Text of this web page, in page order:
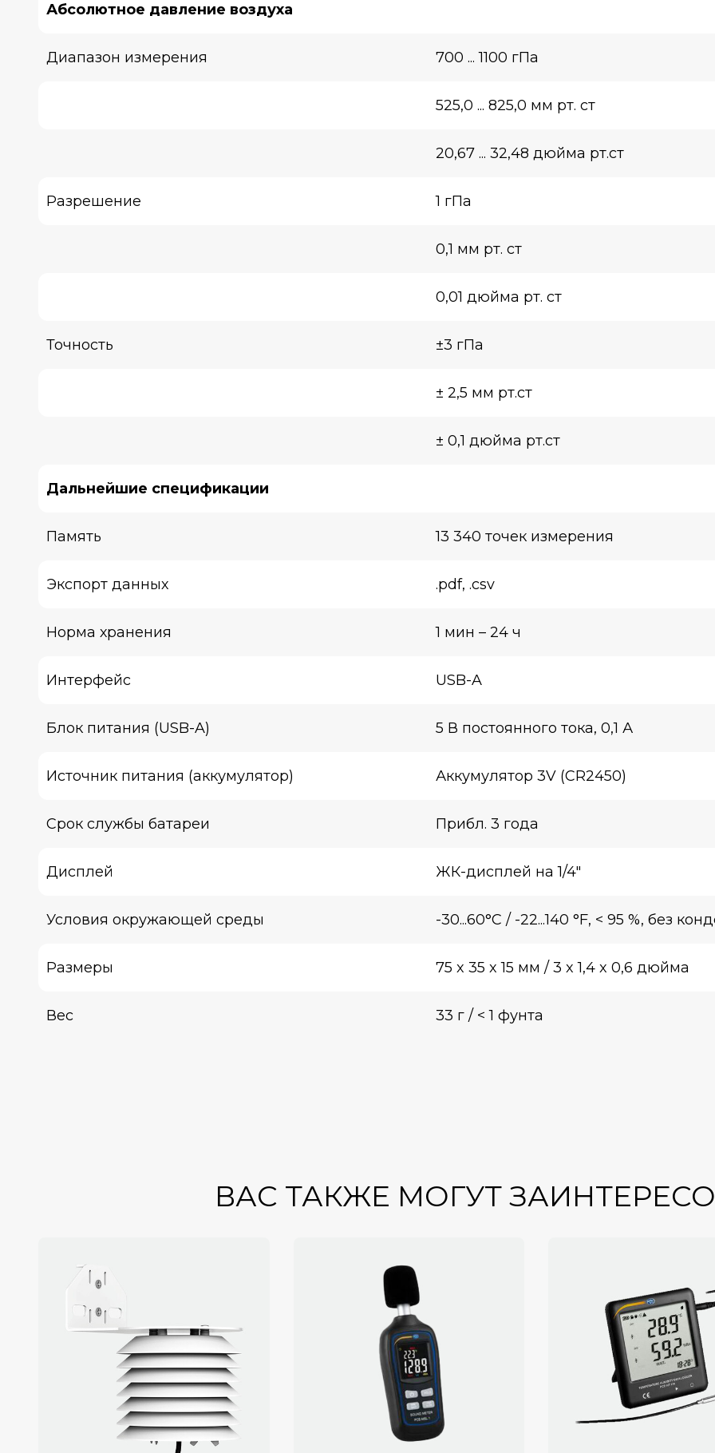
Абсолютное давление воздуха
Диапазон измерения 700 ... 1100 гПа
525,0 ... 825,0 мм рт. ст
20,67 ... 32,48 дюйма рт.ст
Разрешение 1 гПа
0,1 мм рт. ст
0,01 дюйма рт. ст
Точность ±3 гПа
± 2,5 мм рт.ст
± 0,1 дюйма рт.ст
Дальнейшие спецификации
Память 13 340 точек измерения
Экспорт данных .pdf, .csv
Норма хранения 1 мин – 24 ч
Интерфейс USB-A
Блок питания (USB-A) 5 В постоянного тока, 0,1 А
Источник питания (аккумулятор) Аккумулятор 3V (CR2450)
Срок службы батареи Прибл. 3 года
Дисплей ЖК-дисплей на 1/4″
Условия окружающей среды -30...60°C / -22...140 °F, < 95 %, без
Размеры 75 x 35 x 15 мм / 3 x 1,4 x 0,6 дюйма
Вес 33 г / < 1 фунта
ВАС ТАКЖЕ МОГУТ